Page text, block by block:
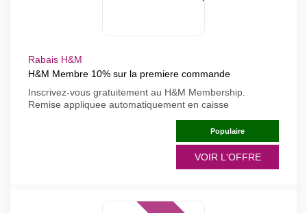
Rabais H&M
H&M Membre 10% sur la premiere commande
Inscrivez-vous gratuitement au H&M Membership.
Remise appliquee automatiquement en caisse
Populaire
VOIR L'OFFRE